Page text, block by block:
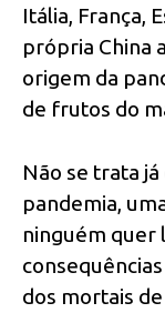
Itália, França,
própria China
origem da
de frutos do
Não se trata
pandemia,
ninguém quer
dos mortais